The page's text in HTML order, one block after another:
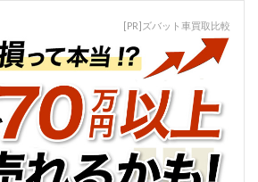
[PR]ズバット車買取比較